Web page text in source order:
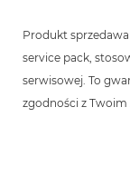
Produkt
service pack,
serwisowej. To
zgodności z